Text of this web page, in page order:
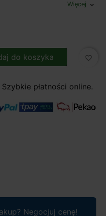
Więcej expand_more
do koszyka favorite_border
płatności online.
Negocjuj cenę!